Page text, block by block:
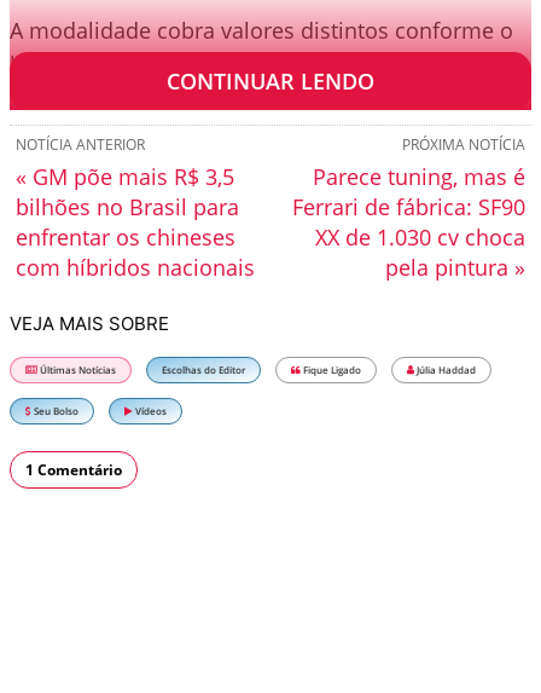
A modalidade cobra valores distintos conforme o
horário de consumo e divide o dia em três faixas:
CONTINUAR LENDO
PRÓXIMA NOTÍCIA
Parece tuning, mas é
Ferrari de fábrica: SF90
XX de 1.030 cv choca
pela pintura »
NOTÍCIA ANTERIOR
« GM põe mais R$ 3,5
bilhões no Brasil para
enfrentar os chineses
com híbridos nacionais
VEJA MAIS SOBRE
Últimas Notícias Escolhas do Editor Fique Ligado Júlia Haddad
Seu Bolso Vídeos
1 Comentário